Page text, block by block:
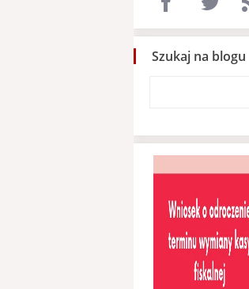
Szukaj na blogu